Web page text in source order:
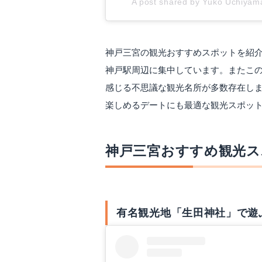
神戸三宮の観光おすすめスポットを紹
神戸駅周辺に集中しています。またこ
感じる不思議な観光名所が多数存在し
楽しめるデートにも最適な観光スポッ
神戸三宮おすすめ観光
有名観光地「生田神社」で遊